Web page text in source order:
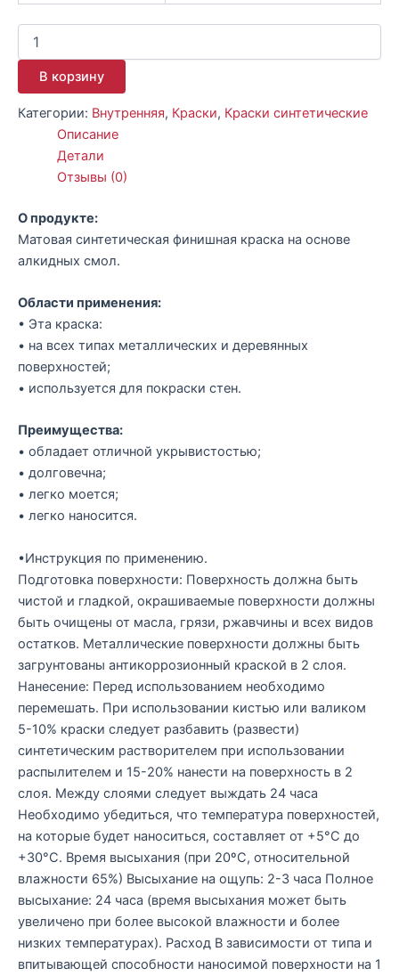
В корзину
Категории: Внутренняя, Краски, Краски синтетические
Описание
Детали
Отзывы (0)
О продукте:
Матовая синтетическая финишная краска на основе
алкидных смол.
Области применения:
• Эта краска:
• на всех типах металлических и деревянных
поверхностей;
• используется для покраски стен.
Преимущества:
• обладает отличной укрывистостью;
• долговечна;
• легко моется;
• легко наносится.
•Инструкция по применению.
Подготовка поверхности: Поверхность должна быть
чистой и гладкой, окрашиваемые поверхности должны
быть очищены от масла, грязи, ржавчины и всех видов
остатков. Металлические поверхности должны быть
загрунтованы антикоррозионный краской в 2 слоя.
Нанесение: Перед использованием необходимо
перемешать. При использовании кистью или валиком
5-10% краски следует разбавить (развести)
синтетическим растворителем при использовании
распылителем и 15-20% нанести на поверхность в 2
слоя. Между слоями следует выждать 24 часа
Необходимо убедиться, что температура поверхностей,
на которые будет наноситься, составляет от +5°С до
+30°С. Время высыхания (при 20ºС, относительной
влажности 65%) Высыхание на ощупь: 2-3 часа Полное
высыхание: 24 часа (время высыхания может быть
увеличено при более высокой влажности и более
низких температурах). Расход В зависимости от типа и
впитывающей способности наносимой поверхности на 1